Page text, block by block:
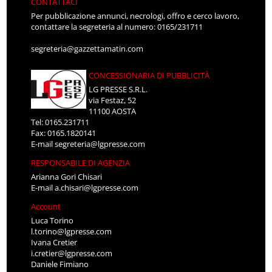
Per pubblicazione annunci, necrologi, offro e cerco lavoro,
contattare la segreteria al numero: 0165/231711
segreteria@gazzettamatin.com
CONCESSIONARIA DI PUBBLICITÀ
LG PRESSE S.R.L.
via Festaz, 52
11100 AOSTA
Tel: 0165.231711
Fax: 0165.1820141
E-mailsegreteria@lgpresse.com
RESPONSABILE DI AGENZIA
Arianna Gori Chisari
E-maila.chisari@lgpresse.com
Account
Luca Torino
l.torino@lgpresse.com
Ivana Cretier
i.cretier@lgpresse.com
Daniele Fimiano